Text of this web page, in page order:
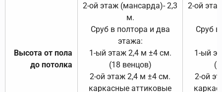
Высота от пола
до потолка
2-ой этаж (мансарда)- 2,3
м.
Сруб в полтора и два
этажа:
1-ый этаж 2,4 м ±4 см.
(18 венцов)
2-ой этаж 2,4 м ±4 см.
каркасные аттиковые
2-ой
Сруб
1-ый
2-ой